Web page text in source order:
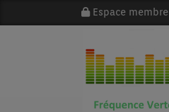
Espace membre